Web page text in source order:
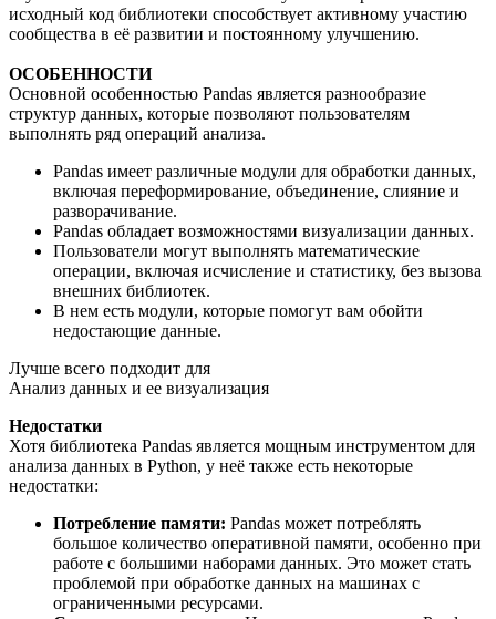
исходный код библиотеки способствует активному участию
сообщества в её развитии и постоянному улучшению.
ОСОБЕННОСТИ
Основной особенностью Pandas является разнообразие
структур данных, которые позволяют пользователям
выполнять ряд операций анализа.
Pandas имеет различные модули для обработки данных,
включая переформирование, объединение, слияние и
разворачивание.
Pandas обладает возможностями визуализации данных.
Пользователи могут выполнять математические
операции, включая исчисление и статистику, без вызова
внешних библиотек.
В нем есть модули, которые помогут вам обойти
недостающие данные.
Лучше всего подходит для
Анализ данных и ее визуализация
Недостатки
Хотя библиотека Pandas является мощным инструментом для
анализа данных в Python, у неё также есть некоторые
недостатки:
Потребление памяти: Pandas может потреблять
большое количество оперативной памяти, особенно при
работе с большими наборами данных. Это может стать
проблемой при обработке данных на машинах с
ограниченными ресурсами.